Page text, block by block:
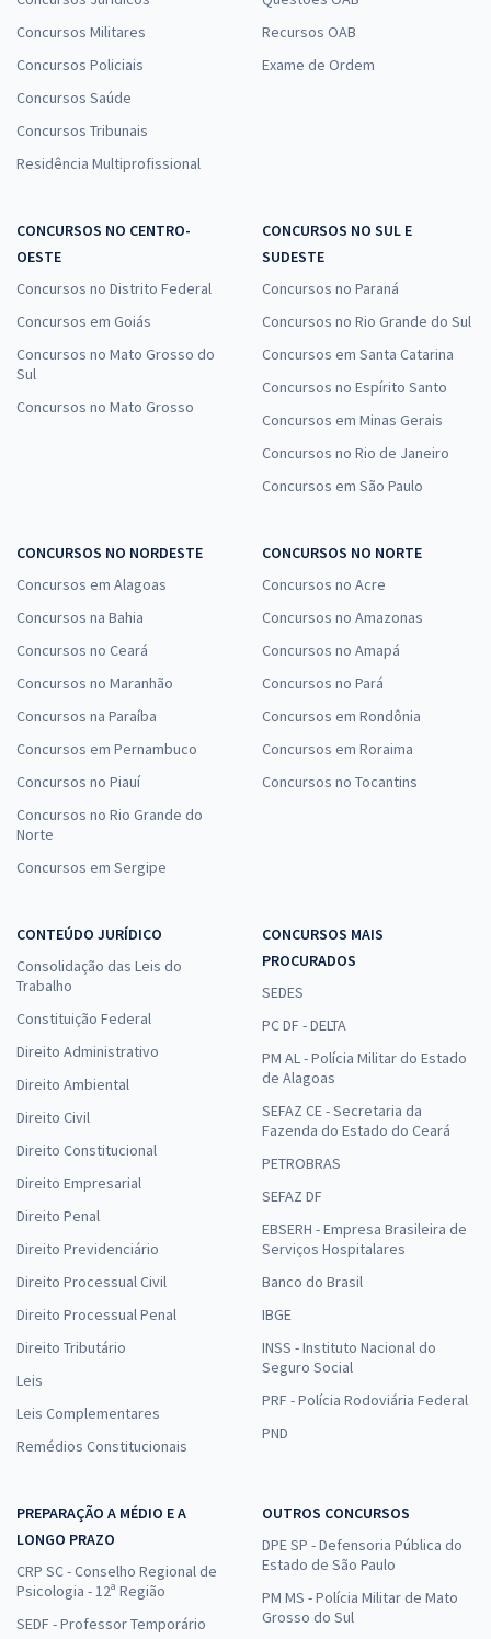
Concursos Militares
Concursos Policiais
Concursos Saúde
Concursos Tribunais
Residência Multiprofissional
Recursos OAB
Exame de Ordem
CONCURSOS NO CENTRO-
OESTE
Concursos no Distrito Federal
Concursos em Goiás
Concursos no Mato Grosso do
Sul
Concursos no Mato Grosso
CONCURSOS NO SUL E
SUDESTE
Concursos no Paraná
Concursos no Rio Grande do Sul
Concursos em Santa Catarina
Concursos no Espírito Santo
Concursos em Minas Gerais
Concursos no Rio de Janeiro
Concursos em São Paulo
CONCURSOS NO NORDESTE
Concursos em Alagoas
Concursos na Bahia
Concursos no Ceará
Concursos no Maranhão
Concursos na Paraíba
Concursos em Pernambuco
Concursos no Piauí
Concursos no Rio Grande do
Norte
Concursos em Sergipe
CONCURSOS NO NORTE
Concursos no Acre
Concursos no Amazonas
Concursos no Amapá
Concursos no Pará
Concursos em Rondônia
Concursos em Roraima
Concursos no Tocantins
CONTEÚDO JURÍDICO
Consolidação das Leis do
Trabalho
Constituição Federal
Direito Administrativo
Direito Ambiental
Direito Civil
Direito Constitucional
Direito Empresarial
Direito Penal
Direito Previdenciário
Direito Processual Civil
Direito Processual Penal
Direito Tributário
Leis
Leis Complementares
Remédios Constitucionais
CONCURSOS MAIS
PROCURADOS
SEDES
PC DF - DELTA
PM AL - Polícia Militar do Estado
de Alagoas
SEFAZ CE - Secretaria da
Fazenda do Estado do Ceará
PETROBRAS
SEFAZ DF
EBSERH - Empresa Brasileira de
Serviços Hospitalares
Banco do Brasil
IBGE
INSS - Instituto Nacional do
Seguro Social
PRF - Polícia Rodoviária Federal
PND
PREPARAÇÃO A MÉDIO E A
LONGO PRAZO
CRP SC - Conselho Regional de
Psicologia - 12ª Região
SEDF - Professor Temporário
OUTROS CONCURSOS
DPE SP - Defensoria Pública do
Estado de São Paulo
PM MS - Polícia Militar de Mato
Grosso do Sul